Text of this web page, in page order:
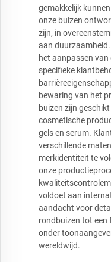
gemakkelijk
onze buizen
zijn, in
aan
het aanpassen
specifieke
bewaring van het
buizen zijn
cosmetische
gels en serum.
verschillende
merkidentiteit te
onze
voldoet aan
aandacht voor
rondbuizen tot een
onder
wereldwijd.